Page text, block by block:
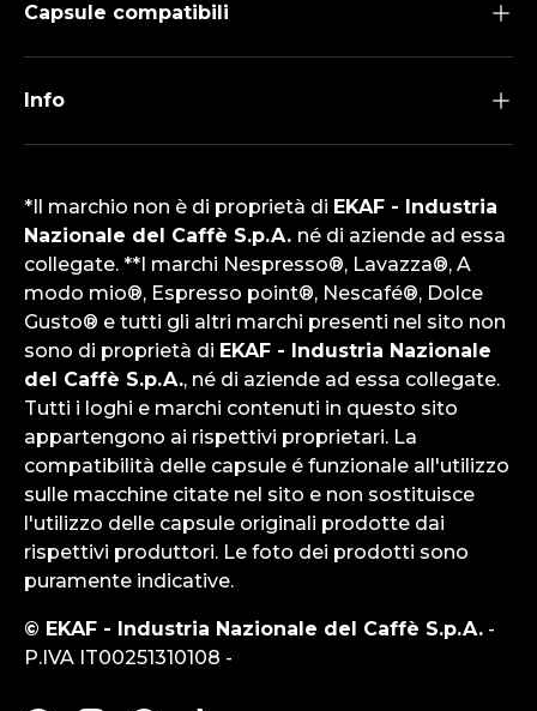
Capsule compatibili
Info
*Il marchio non è di proprietà di EKAF - Industria
Nazionale del Caffè S.p.A. né di aziende ad essa
collegate. **I marchi Nespresso®, Lavazza®, A
modo mio®, Espresso point®, Nescafé®, Dolce
Gusto® e tutti gli altri marchi presenti nel sito non
sono di proprietà di EKAF - Industria Nazionale
del Caffè S.p.A., né di aziende ad essa collegate.
Tutti i loghi e marchi contenuti in questo sito
appartengono ai rispettivi proprietari. La
compatibilità delle capsule é funzionale all'utilizzo
sulle macchine citate nel sito e non sostituisce
l'utilizzo delle capsule originali prodotte dai
rispettivi produttori. Le foto dei prodotti sono
puramente indicative.
© EKAF - Industria Nazionale del Caffè S.p.A. -
P.IVA IT00251310108 -